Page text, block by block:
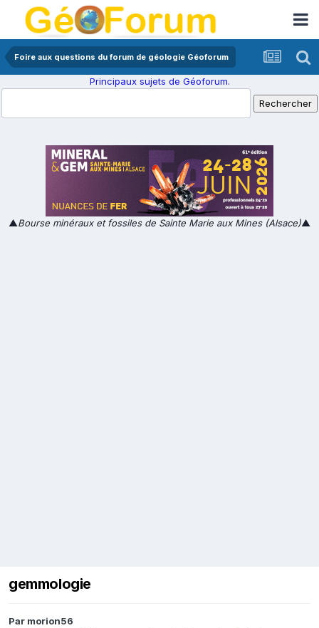
Foire aux questions du forum de géologie Géoforum
Principaux sujets de Géoforum.
▲Bourse minéraux et fossiles de Sainte Marie aux Mines (Alsace)▲
gemmologie
Par morion56